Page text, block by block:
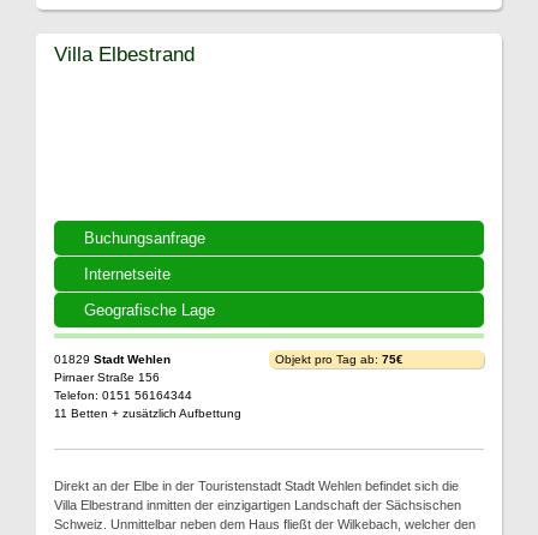
Buchungsanfrage
Internetseite
Geografische Lage
Villa Elbestrand
01829 Stadt Wehlen
Pirnaer Straße 156
Telefon: 0151 56164344
11 Betten + zusätzlich Aufbettung
Objekt pro Tag ab: 75€
Direkt an der Elbe in der Touristenstadt Stadt Wehlen befindet sich die
Villa Elbestrand inmitten der einzigartigen Landschaft der Sächsischen
Schweiz. Unmittelbar neben dem Haus fließt der Wilkebach, welcher den